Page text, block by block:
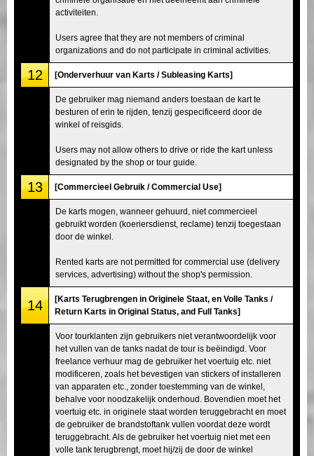
activiteiten.
Users agree that they are not members of criminal
organizations and do not participate in criminal activities.
12 [Onderverhuur van Karts / Subleasing Karts]
De gebruiker mag niemand anders toestaan de kart te
besturen of erin te rijden, tenzij gespecificeerd door de
winkel of reisgids.
Users may not allow others to drive or ride the kart unless
designated by the shop or tour guide.
13 [Commercieel Gebruik / Commercial Use]
De karts mogen, wanneer gehuurd, niet commercieel
gebruikt worden (koeriersdienst, reclame) tenzij toegestaan
door de winkel.
Rented karts are not permitted for commercial use (delivery
services, advertising) without the shop's permission.
14
[Karts Terugbrengen in Originele Staat, en Volle Tanks /
Return Karts in Original Status, and Full Tanks]
Voor tourklanten zijn gebruikers niet verantwoordelijk voor
het vullen van de tanks nadat de tour is beëindigd. Voor
freelance verhuur mag de gebruiker het voertuig etc. niet
modificeren, zoals het bevestigen van stickers of installeren
van apparaten etc., zonder toestemming van de winkel,
behalve voor noodzakelijk onderhoud. Bovendien moet het
voertuig etc. in originele staat worden teruggebracht en moet
de gebruiker de brandstoftank vullen voordat deze wordt
teruggebracht. Als de gebruiker het voertuig niet met een
volle tank terugbrengt, moet hij/zij de door de winkel